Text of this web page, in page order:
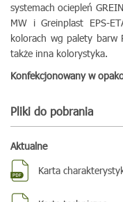
systemach ociepleń
MW i Greinplast EPS-
kolorach wg palety barw
także inna kolorystyka.
Konfekcjonowany w
Pliki do pobrania
Aktualne
Karta